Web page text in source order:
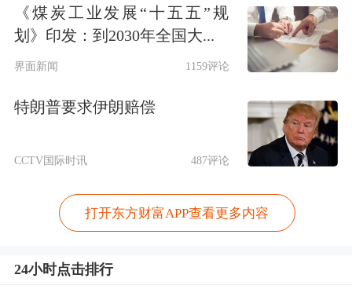
A股公司机构调研一览
左右拖动表格，可查看剩余表格内容
特定对象
603381 永臻股份 路演活动,一
601838 成都银行 43
601778 晶科科技 37 特定对象调研,业绩说
301031 中熔电气
《煤炭工业发展“十五五”规
划》印发：到2030年全国大...
界面新闻 1159评论
特朗普要求伊朗赔偿
CCTV国际时讯 487评论
打开东方财富APP查看更多内容
24小时点击排行